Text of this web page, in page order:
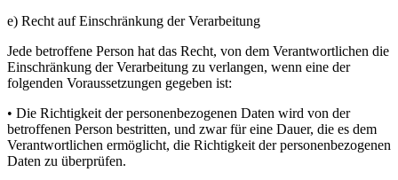
e) Recht auf Einschränkung der Verarbeitung
Jede betroffene Person hat das Recht, von dem Verantwortlichen die
Einschränkung der Verarbeitung zu verlangen, wenn eine der
folgenden Voraussetzungen gegeben ist:
• Die Richtigkeit der personenbezogenen Daten wird von der
betroffenen Person bestritten, und zwar für eine Dauer, die es dem
Verantwortlichen ermöglicht, die Richtigkeit der personenbezogenen
Daten zu überprüfen.